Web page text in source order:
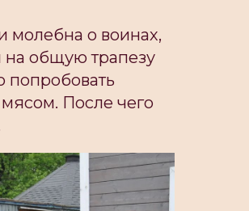
молебна о воинах,
общую трапезу
попробовать
После чего